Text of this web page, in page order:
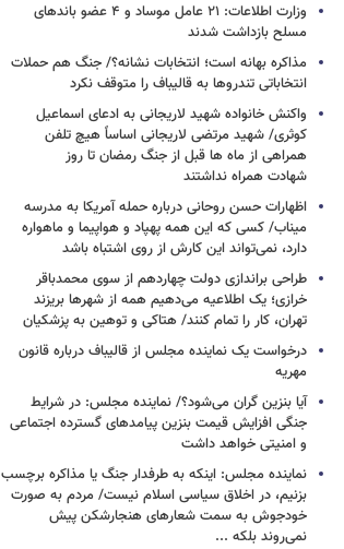
وزارت اطلاعات: ۲۱ عامل موساد و ۴ عضو باندهای
مسلح بازداشت شدند
مذاکره بهانه است؛ انتخابات نشانه؟/ جنگ هم حملات
انتخاباتی تندروها به قالیباف را متوقف نکرد
واکنش خانواده شهید لاریجانی به ادعای اسماعیل
کوثری/ شهید مرتضی لاریجانی اساساً هیچ تلفن
همراهی از ماه ها قبل از جنگ رمضان تا روز
شهادت همراه نداشتند
اظهارات حسن روحانی درباره حمله آمریکا به مدرسه
میناب/ کسی که این همه پهپاد و هواپیما و ماهواره
دارد، نمی‌تواند این کارش از روی اشتباه باشد
طراحی براندازی دولت چهاردهم از سوی محمدباقر
خرازی؛ یک اطلاعیه می‌دهیم همه از شهرها بریزند
تهران، کار را تمام کنند/ هتاکی و توهین به پزشکیان
درخواست یک نماینده مجلس از قالیباف درباره قانون
مهریه
آیا بنزین گران می‌شود؟/ نماینده مجلس: در شرایط
جنگی افزایش قیمت بنزین پیامدهای گسترده اجتماعی
و امنیتی خواهد داشت
نماینده مجلس: اینکه به طرفدار جنگ یا مذاکره برچسب
بزنیم، در اخلاق سیاسی اسلام نیست/ مردم به صورت
خودجوش به سمت شعارهای هنجارشکن پیش
نمی‌روند بلکه ...